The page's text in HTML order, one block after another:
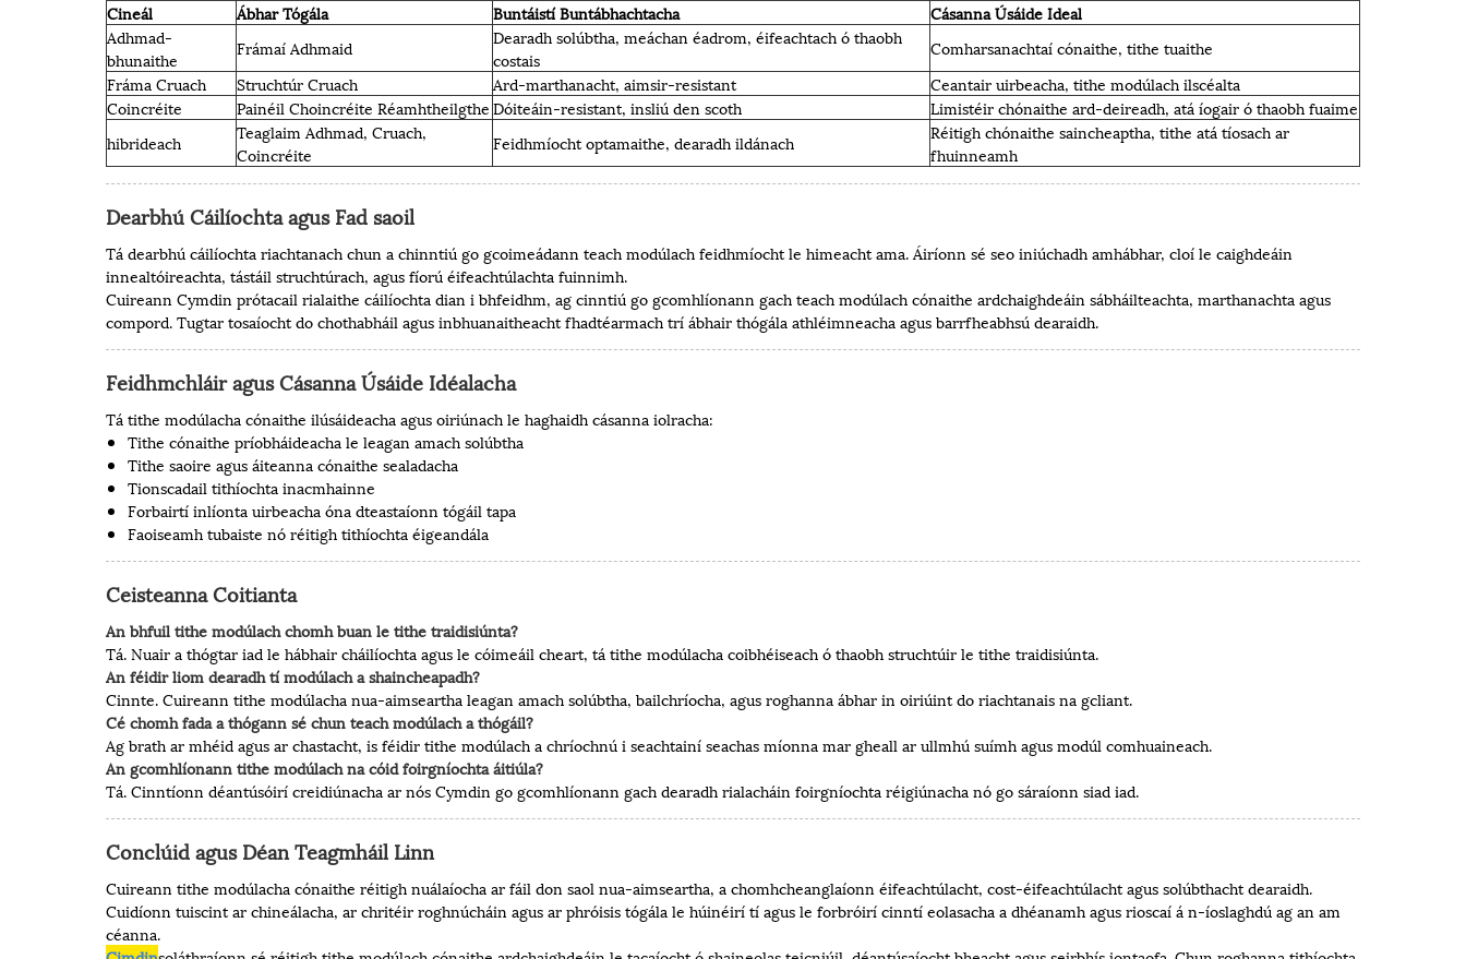
Cineál Ábhar Tógála Buntáistí Buntábhachtacha
Cásanna Úsáide Ideal
Adhmad-
bhunaithe
Frámaí Adhmaid
Dearadh solúbtha, meáchan éadrom, éifeachtach ó thaobh
costais
Comharsanachtaí cónaithe, tithe tuaithe
Fráma Cruach
Struchtúr Cruach Ard-marthanacht, aimsir-resistant
Ceantair uirbeacha, tithe modúlach ilscéalta
Coincréite
Painéil Choincréite RéamhtheilgtheDóiteáin-resistant, insliú den scoth
Limistéir chónaithe ard-deireadh, atá íogair ó thaobh fuaime
hibrideach
Teaglaim Adhmad, Cruach,
Coincréite
Feidhmíocht optamaithe, dearadh ildánach
Réitigh chónaithe saincheaptha, tithe atá tíosach ar
fhuinneamh
Dearbhú Cáilíochta agus Fad saoil
Tá dearbhú cáilíochta riachtanach chun a chinntiú go gcoimeádann teach modúlach feidhmíocht le himeacht ama. Áiríonn sé seo iniúchadh amhábhar, cloí le caighdeáin
innealtóireachta, tástáil struchtúrach, agus fíorú éifeachtúlachta fuinnimh.
Cuireann Cymdin prótacail rialaithe cáilíochta dian i bhfeidhm, ag cinntiú go gcomhlíonann gach teach modúlach cónaithe ardchaighdeáin sábháilteachta, marthanachta agus
compord. Tugtar tosaíocht do chothabháil agus inbhuanaitheacht fhadtéarmach trí ábhair thógála athléimneacha agus barrfheabhsú dearaidh.
Feidhmchláir agus Cásanna Úsáide Idéalacha
Tá tithe modúlacha cónaithe ilúsáideacha agus oiriúnach le haghaidh cásanna iolracha:
Tithe cónaithe príobháideacha le leagan amach solúbtha
Tithe saoire agus áiteanna cónaithe sealadacha
Tionscadail tithíochta inacmhainne
Forbairtí inlíonta uirbeacha óna dteastaíonn tógáil tapa
Faoiseamh tubaiste nó réitigh tithíochta éigeandála
Ceisteanna Coitianta
An bhfuil tithe modúlach chomh buan le tithe traidisiúnta?
Tá. Nuair a thógtar iad le hábhair cháilíochta agus le cóimeáil cheart, tá tithe modúlacha coibhéiseach ó thaobh struchtúir le tithe traidisiúnta.
An féidir liom dearadh tí modúlach a shaincheapadh?
Cinnte. Cuireann tithe modúlacha nua-aimseartha leagan amach solúbtha, bailchríocha, agus roghanna ábhar in oiriúint do riachtanais na gcliant.
Cé chomh fada a thógann sé chun teach modúlach a thógáil?
Ag brath ar mhéid agus ar chastacht, is féidir tithe modúlach a chríochnú i seachtainí seachas míonna mar gheall ar ullmhú suímh agus modúl comhuaineach.
An gcomhlíonann tithe modúlach na cóid foirgníochta áitiúla?
Tá. Cinntíonn déantúsóirí creidiúnacha ar nós Cymdin go gcomhlíonann gach dearadh rialacháin foirgníochta réigiúnacha nó go sáraíonn siad iad.
Conclúid agus Déan Teagmháil Linn
Cuireann tithe modúlacha cónaithe réitigh nuálaíocha ar fáil don saol nua-aimseartha, a chomhcheanglaíonn éifeachtúlacht, cost-éifeachtúlacht agus solúbthacht dearaidh.
Cuidíonn tuiscint ar chineálacha, ar chritéir roghnúcháin agus ar phróisis tógála le húinéirí tí agus le forbróirí cinntí eolasacha a dhéanamh agus rioscaí á n-íoslaghdú ag an am
céanna.